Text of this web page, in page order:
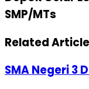
SMP/MTs
Related
SMA Negeri 3